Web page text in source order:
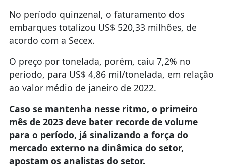
No período quinzenal, o faturamento dos
embarques totalizou US$ 520,33 milhões, de
acordo com a Secex.
O preço por tonelada, porém, caiu 7,2% no
período, para US$ 4,86 mil/tonelada, em relação
ao valor médio de janeiro de 2022.
Caso se mantenha nesse ritmo, o primeiro
mês de 2023 deve bater recorde de volume
para o período, já sinalizando a força do
mercado externo na dinâmica do setor,
apostam os analistas do setor.